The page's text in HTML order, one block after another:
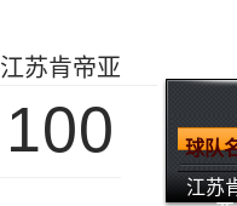
江苏肯帝亚
100 球队
江苏